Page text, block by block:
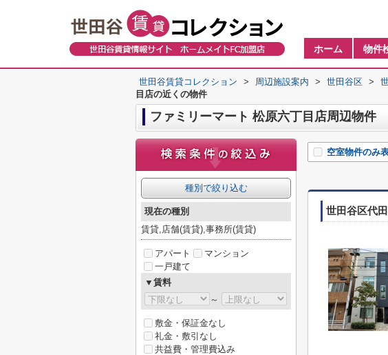
ホーム 物件
世田谷賃貸コレクション > 周辺施設案内 > 世田谷区 >
目店の近くの物件
ファミリーマート 松原六丁目店周辺物件
空室物件のみ
世田谷区代
種別で絞り込む
現在の種別
賃貸,店舗(賃貸),事務所(賃貸)
アパート
マンション
一戸建て
▼賃料
～
敷金・保証金なし
礼金・敷引なし
共益費・管理費込み